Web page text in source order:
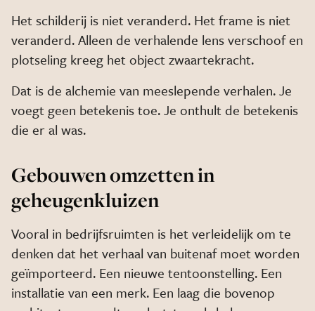
Het schilderij is niet veranderd. Het frame is niet
veranderd. Alleen de verhalende lens verschoof en
plotseling kreeg het object zwaartekracht.
Dat is de alchemie van meeslepende verhalen. Je
voegt geen betekenis toe. Je onthult de betekenis
die er al was.
Gebouwen omzetten in
geheugenkluizen
Vooral in bedrijfsruimten is het verleidelijk om te
denken dat het verhaal van buitenaf moet worden
geïmporteerd. Een nieuwe tentoonstelling. Een
installatie van een merk. Een laag die bovenop